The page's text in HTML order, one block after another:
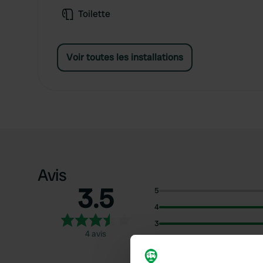
Toilette
Voir toutes les installations
Avis
3.5
4 avis
5
4
3
1